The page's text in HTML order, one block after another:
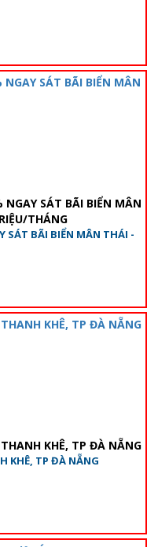
SÁT BÃI BIỂN MÂN THÁI -
KHÊ, TP ĐÀ NẴNG